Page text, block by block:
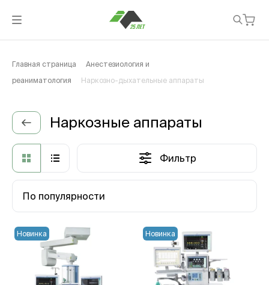
Главная страница Анестезиология и
реаниматология Наркозно-дыхательные аппараты
Наркозные аппараты
Фильтр
По популярности
Новинка Новинка